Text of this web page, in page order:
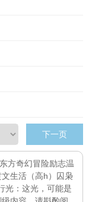
下一页
方奇幻冒险励志温
生活（高h）
囚枭
光：这光，可能是